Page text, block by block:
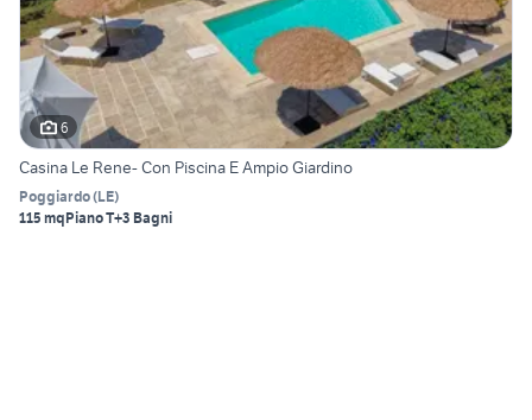
6
Casina Le Rene- Con Piscina E Ampio Giardino
Poggiardo(LE)
115 mqPiano T+3 Bagni